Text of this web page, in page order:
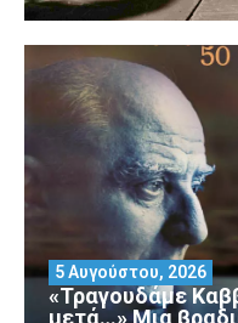
«Τραγουδάμε
μετά…» Μια
5 Αυγούστου, 2026